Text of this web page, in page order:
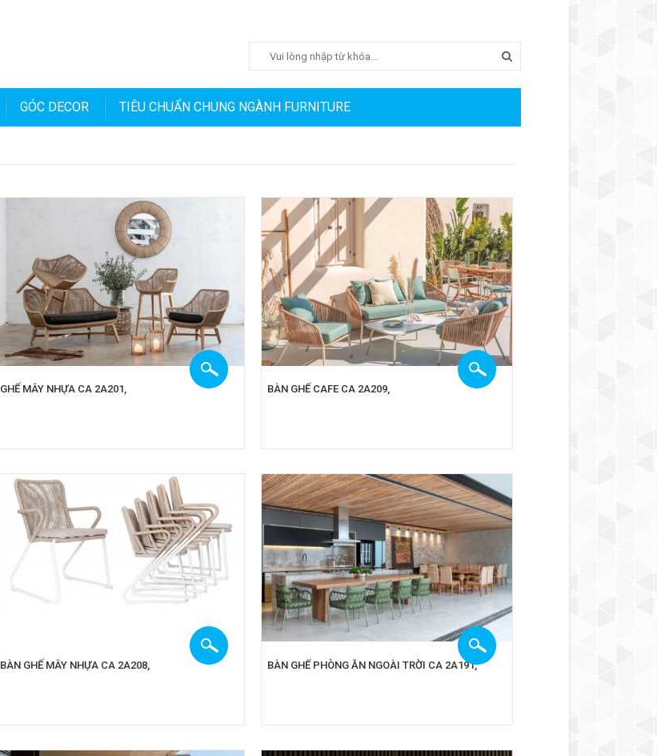
GÓC DECOR TIÊU CHUẨN CHUNG NGÀNH FURNITURE
GHẾ MÂY NHỰA CA 2A201, BÀN GHẾ CAFE CA 2A209,
BÀN GHẾ MÂY NHỰA CA 2A208, BÀN GHẾ PHÒNG ĂN NGOÀI TRỜI CA 2A191,